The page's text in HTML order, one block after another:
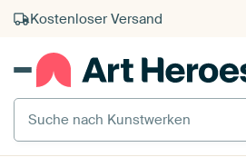
Individueller Druck auf Bestellung
Suche nach Kunstwerken